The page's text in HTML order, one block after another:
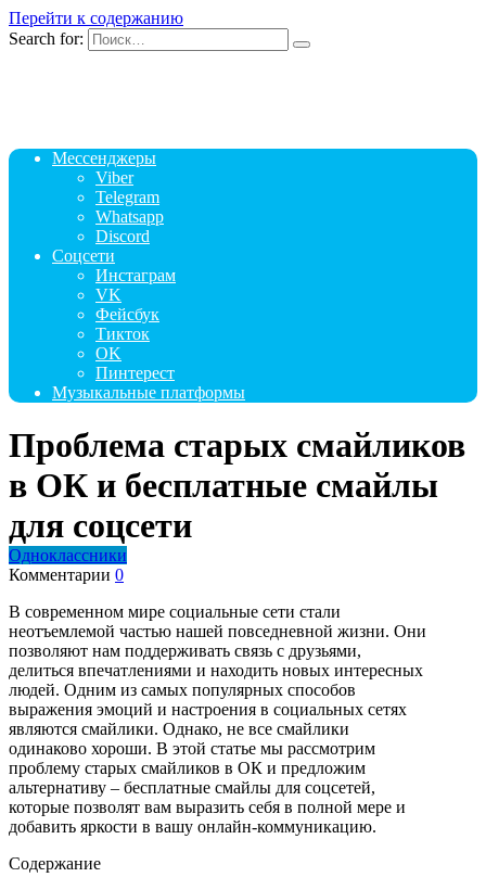
Перейти к содержанию
Search for:
Мессенджеры
Viber
Telegram
Whatsapp
Discord
Соцсети
Инстаграм
VK
Фейсбук
Тикток
OK
Пинтерест
Музыкальные платформы
Проблема старых смайликов
в ОК и бесплатные смайлы
для соцсети
Одноклассники
Комментарии 0
В современном мире социальные сети стали
неотъемлемой частью нашей повседневной жизни. Они
позволяют нам поддерживать связь с друзьями,
делиться впечатлениями и находить новых интересных
людей. Одним из самых популярных способов
выражения эмоций и настроения в социальных сетях
являются смайлики. Однако, не все смайлики
одинаково хороши. В этой статье мы рассмотрим
проблему старых смайликов в ОК и предложим
альтернативу – бесплатные смайлы для соцсетей,
которые позволят вам выразить себя в полной мере и
добавить яркости в вашу онлайн-коммуникацию.
Содержание